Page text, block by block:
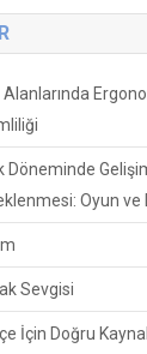
Döneminde
Oyun ve
Sevgisi
İçin Doğru